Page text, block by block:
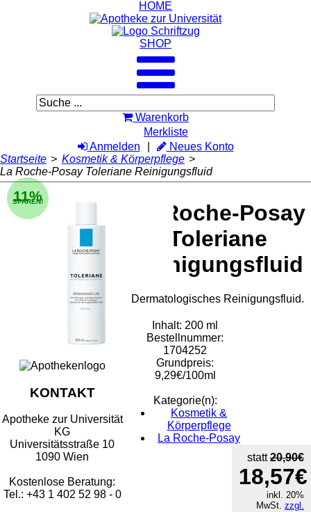
HOME
SHOP
Warenkorb
Merkliste
Anmelden
Neues Konto
Startseite > Kosmetik & Körperpflege >
La Roche-Posay Toleriane Reinigungsfluid
La Roche-Posay
Toleriane
Reinigungsfluid
11%
SPAREN!
Dermatologisches Reinigungsfluid.
Inhalt: 200 ml
Bestellnummer:
1704252
Grundpreis:
9,29€/100ml
Kategorie(n):
Kosmetik &
Körperpflege
La Roche-Posay
statt20,90€
18,57€
inkl. 20%
MwSt. zzgl.
KONTAKT
Apotheke zur Universität
KG
Universitätsstraße 10
1090 Wien
Kostenlose Beratung:
Tel.: +43 1 402 52 98 - 0